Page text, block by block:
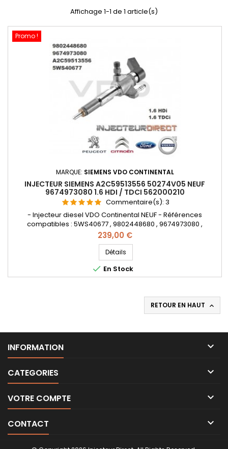
Affichage 1-1 de 1 article(s)
Promo !
MARQUE: SIEMENS VDO CONTINENTAL
INJECTEUR SIEMENS A2C59513556 50274V05 NEUF
9674973080 1.6 HDI / TDCI 562000210
Commentaire(s): 3
- Injecteur diesel VDO Continental NEUF - Références
compatibles : 5WS40677 , 9802448680 , 9674973080 ,
50274V05 , 1980ER , 1980S0 , 1980R9 , 1980ET , 1791017 , 1812616 ,
1685796 , 1709667 , AV6Q9F593AA , AV6Q-9F59-3AA , AV6Q-
9F59-3AB , 36001726 , 36001727 , 36001728 , 36001729 , 31303994
, 31366585 , Y65013H50A , Y650-13H-50A , 1608518380
, 562000210 -...
Prix
239,00 €
Détails
 En Stock
RETOUR EN HAUT 
INFORMATION 
CATEGORIES 
VOTRE COMPTE 
CONTACT 